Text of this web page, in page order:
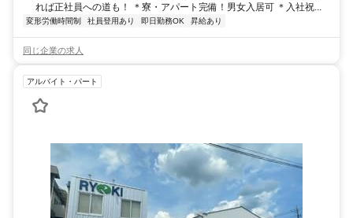
れば正社員への道も！ ＊寮・アパート完備！男女入居可 ＊入社祝...
変形労働時間制 社員登用あり 即日勤務OK 昇給あり
同じ企業の求人
アルバイト・パート